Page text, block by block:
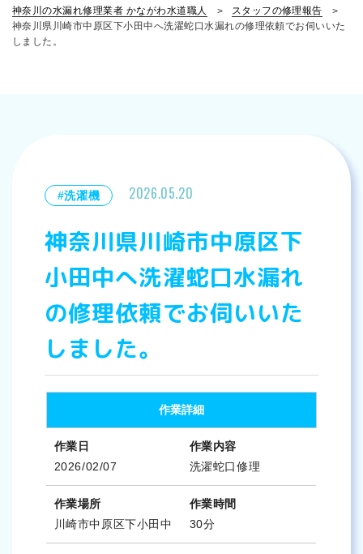
神奈川の水漏れ修理業者 かながわ水道職人
スタッフの修理報告
神奈川県川崎市中原区下小田中へ洗濯蛇口水漏れの修理依頼でお伺いいた
しました。
#洗濯機 2026.05.20
神奈川県川崎市中原区下
小田中へ洗濯蛇口水漏れ
の修理依頼でお伺いいた
しました。
作業詳細
作業日
2026/02/07
作業内容
洗濯蛇口修理
作業場所
川崎市中原区下小田中
作業時間
30分